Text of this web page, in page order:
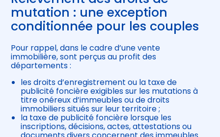
mutation : une exception
conditionnée pour les couples
Pour rappel, dans le cadre d’une vente
immobilière, sont perçus au profit des
départements :
les droits d’enregistrement ou la taxe de
publicité foncière exigibles sur les mutations à
titre onéreux d’immeubles ou de droits
immobiliers situés sur leur territoire ;
la taxe de publicité foncière lorsque les
inscriptions, décisions, actes, attestations ou